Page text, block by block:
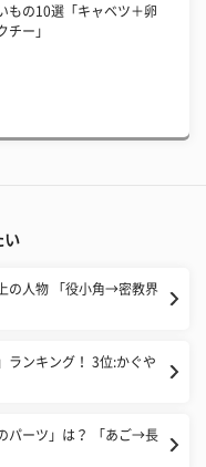
もの10選「キャベツ＋卵
チー」
い
の人物 「役小角→密教界
ランキング！ 3位:かぐや
パーツ」は？ 「あご→長